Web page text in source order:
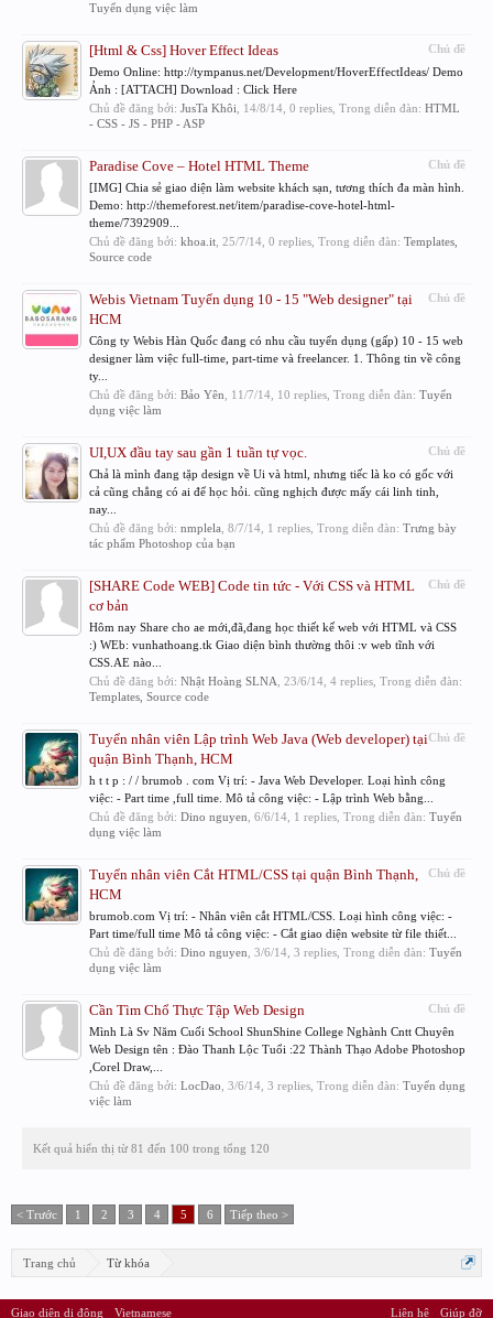
Tuyển dụng việc làm
Chủ đề
[Html & Css] Hover Effect Ideas
Demo Online: http://tympanus.net/Development/HoverEffectIdeas/ Demo
Ảnh : [ATTACH] Download : Click Here
Chủ đề đăng bởi: JusTa Khôi 14/8/14 , 0 replies, Trong diễn đàn: HTML
- CSS - JS - PHP - ASP
Chủ đề
Paradise Cove – Hotel HTML Theme
[IMG] Chia sẻ giao diện làm website khách sạn, tương thích đa màn hình.
Demo: http://themeforest.net/item/paradise-cove-hotel-html-
theme/7392909...
Chủ đề đăng bởi: khoa.it 25/7/14 , 0 replies, Trong diễn đàn: Templates,
Source code
Chủ đề
Webis Vietnam Tuyển dụng 10 - 15 "Web designer" tại
HCM
Công ty Webis Hàn Quốc đang có nhu cầu tuyển dụng (gấp) 10 - 15 web
designer làm việc full-time, part-time và freelancer. 1. Thông tin về công
ty...
Chủ đề đăng bởi: Bảo Yên 11/7/14 , 10 replies, Trong diễn đàn: Tuyển
dụng việc làm
Chủ đề
UI,UX đầu tay sau gần 1 tuần tự vọc.
Chả là mình đang tặp design về Ui và html, nhưng tiếc là ko có gốc với
cả cũng chẳng có ai để học hỏi. cũng nghịch được mấy cái linh tinh,
nay...
Chủ đề đăng bởi: nmplela 8/7/14 , 1 replies, Trong diễn đàn: Trưng bày
tác phẩm Photoshop của bạn
Chủ đề
[SHARE Code WEB] Code tin tức - Với CSS và HTML
cơ bản
Hôm nay Share cho ae mới,đã,đang học thiết kế web với HTML và CSS
:) WEb: vunhathoang.tk Giao diện bình thường thôi :v web tĩnh với
CSS.AE nào...
Chủ đề đăng bởi: Nhật Hoàng SLNA 23/6/14 , 4 replies, Trong diễn đàn:
Templates, Source code
Chủ đề
Tuyển nhân viên Lập trình Web Java (Web developer) tại
quận Bình Thạnh, HCM
h t t p : / / brumob . com Vị trí: - Java Web Developer. Loại hình công
việc: - Part time ,full time. Mô tả công việc: - Lập trình Web bằng...
Chủ đề đăng bởi: Dino nguyen 6/6/14 , 1 replies, Trong diễn đàn: Tuyển
dụng việc làm
Chủ đề
Tuyển nhân viên Cắt HTML/CSS tại quận Bình Thạnh,
HCM
brumob.com Vị trí: - Nhân viên cắt HTML/CSS. Loại hình công việc: -
Part time/full time Mô tả công việc: - Cắt giao diện website từ file thiết...
Chủ đề đăng bởi: Dino nguyen 3/6/14 , 3 replies, Trong diễn đàn: Tuyển
dụng việc làm
Chủ đề
Cần Tìm Chổ Thực Tập Web Design
Mình Là Sv Năm Cuối School ShunShine College Nghành Cntt Chuyên
Web Design tên : Đào Thanh Lộc Tuổi :22 Thành Thạo Adobe Photoshop
,Corel Draw,...
Chủ đề đăng bởi: LocDao 3/6/14 , 3 replies, Trong diễn đàn: Tuyển dụng
việc làm
Kết quả hiển thị từ 81 đến 100 trong tổng 120
< Trước 1 2 3 4 5 6 Tiếp theo >
Trang chủ Từ khóa
Giao diện di động Vietnamese Liên hệ Giúp đỡ